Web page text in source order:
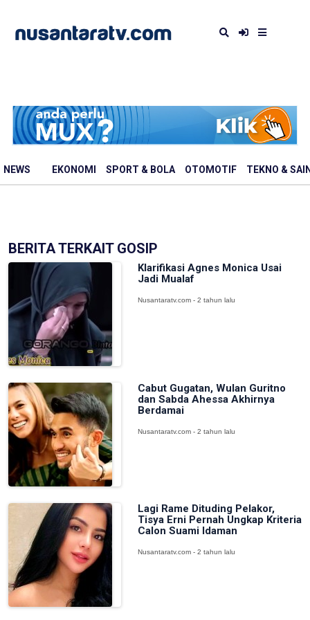
NEWS EKONOMI SPORT & BOLA OTOMOTIF TEKNO &
BERITA TERKAIT GOSIP
Klarifikasi Agnes Monica Usai
Jadi Mualaf
Nusantaratv.com - 2 tahun lalu
Cabut Gugatan, Wulan Guritno
dan Sabda Ahessa Akhirnya
Berdamai
Nusantaratv.com - 2 tahun lalu
Lagi Rame Dituding Pelakor,
Tisya Erni Pernah Ungkap Kriteria
Calon Suami Idaman
Nusantaratv.com - 2 tahun lalu